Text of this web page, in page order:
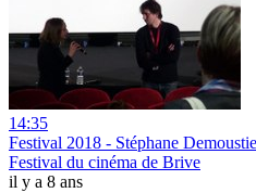
14:35
Festival 2018 - Stéphane
Festival du cinéma de Brive
il y a 8 ans